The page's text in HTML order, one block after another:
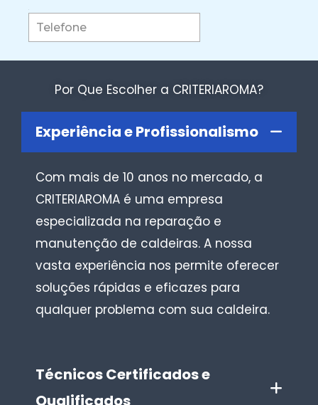
Por Que Escolher a CRITERIAROMA?
Experiência e Profissionalismo
Com mais de 10 anos no mercado, a
CRITERIAROMA é uma empresa
especializada na reparação e
manutenção de caldeiras. A nossa
vasta experiência nos permite oferecer
soluções rápidas e eficazes para
qualquer problema com sua caldeira.
Técnicos Certificados e
Qualificados